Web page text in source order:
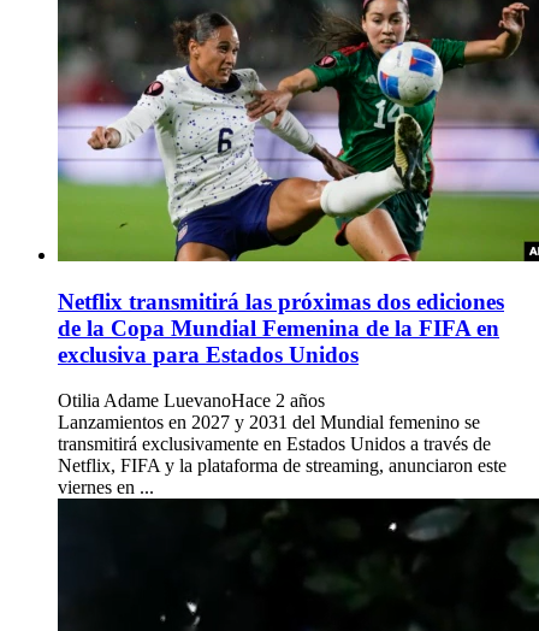
Netflix transmitirá las próximas dos ediciones
de la Copa Mundial Femenina de la FIFA en
exclusiva para Estados Unidos
Otilia Adame LuevanoHace 2 años
Lanzamientos en 2027 y 2031 del Mundial femenino se
transmitirá exclusivamente en Estados Unidos a través de
Netflix, FIFA y la plataforma de streaming, anunciaron este
viernes en ...